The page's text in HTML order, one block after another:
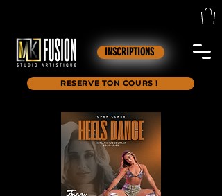
INSCRIPTIONS
RESERVE TON COURS !